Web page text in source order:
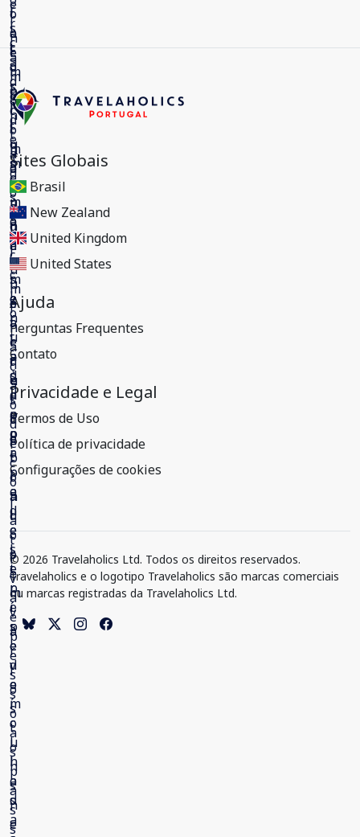
Sites Globais
Brasil
New Zealand
United Kingdom
United States
Ajuda
Perguntas Frequentes
Contato
Privacidade e Legal
Termos de Uso
Política de privacidade
Configurações de cookies
© 2026 Travelaholics Ltd. Todos os direitos reservados.
Travelaholics e o logotipo Travelaholics são marcas comerciais
ou marcas registradas da Travelaholics Ltd.